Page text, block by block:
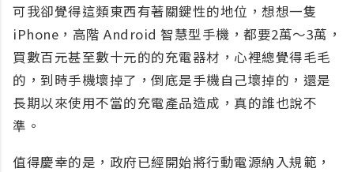
可我卻覺得這類東西有著關鍵性的地位，想想一隻
iPhone，高階 Android 智慧型手機，都要2萬～3萬，
買數百元甚至數十元的的充電器材，心裡總覺得毛毛
的，到時手機壞掉了，倒底是手機自己壞掉的，還是
長期以來使用不當的充電產品造成，真的誰也說不
準。
值得慶幸的是，政府已經開始將行動電源納入規範，